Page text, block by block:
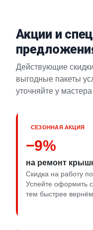
Акции и
Действующие
выгодные пакеты
уточняйте у
СЕЗОННАЯ АКЦИЯ
−9%
на ремонт
Скидка на работу
Успейте оформить
тем быстрее вернём